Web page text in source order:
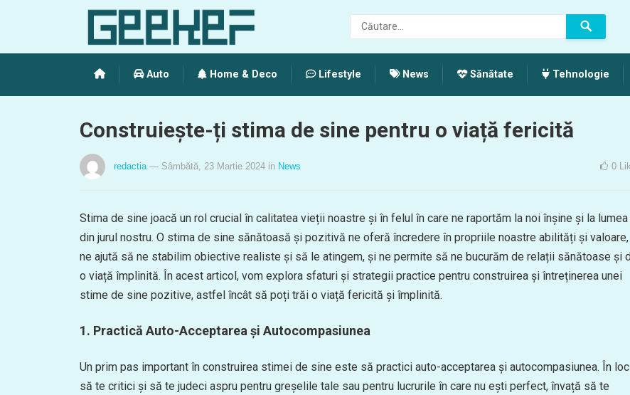
Auto Home & Deco Lifestyle News Sănătate Tehnologie
Construiește-ți stima de sine pentru o viață fericită
redactia — Sâmbătă, 23 Martie 2024 in News 0
Stima de sine joacă un rol crucial în calitatea vieții noastre și în felul în care ne raportăm la noi înșine și la lumea
din jurul nostru. O stima de sine sănătoasă și pozitivă ne oferă încredere în propriile noastre abilități și valoare,
ne ajută să ne stabilim obiective realiste și să le atingem, și ne permite să ne bucurăm de relații sănătoase și
o viață împlinită. În acest articol, vom explora sfaturi și strategii practice pentru construirea și întreținerea unei
stime de sine pozitive, astfel încât să poți trăi o viață fericită și împlinită.
1. Practică Auto-Acceptarea și Autocompasiunea
Un prim pas important în construirea stimei de sine este să practici auto-acceptarea și autocompasiunea. În loc
să te critici și să te judeci aspru pentru greșelile tale sau pentru lucrurile în care nu ești perfect, învață să te